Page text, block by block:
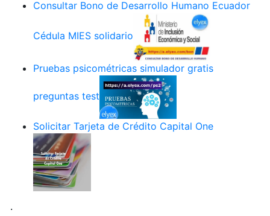
Consultar Bono de Desarrollo Humano Ecuador
Cédula MIES solidario
Pruebas psicométricas simulador gratis
preguntas test
Solicitar Tarjeta de Crédito Capital One
.